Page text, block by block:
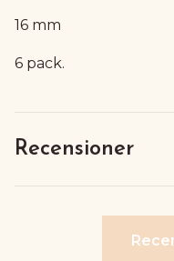
16 mm
6 pack.
Recensioner